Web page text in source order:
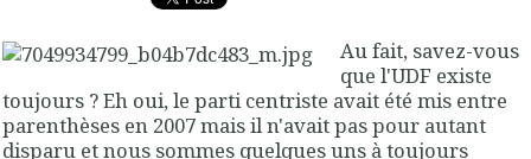
Au fait, savez-vous
que l'UDF existe
toujours ? Eh oui, le parti centriste avait été mis entre
parenthèses en 2007 mais il n'avait pas pour autant
disparu et nous sommes quelques uns à toujours